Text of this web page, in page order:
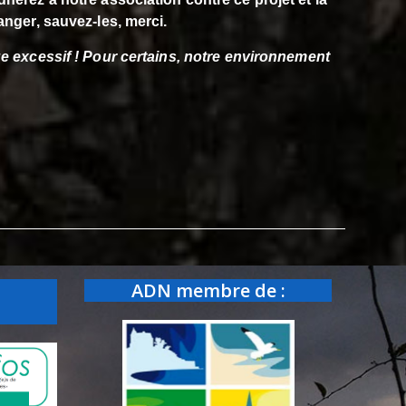
sauvez-les, merci.
excessif ! Pour certains, notre environnement
ADN membre de :